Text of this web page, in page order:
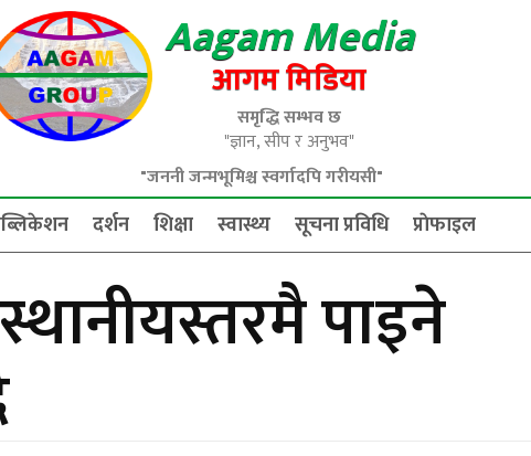
Aagam Media
आगम मिडिया
समृद्धि सम्भव छ
"ज्ञान, सीप र अनुभव"
"जननी जन्मभूमिश्च स्वर्गादपि गरीयसी"
दर्शन शिक्षा स्वास्थ्य सूचना प्रविधि प्राेफाइल
पाइने